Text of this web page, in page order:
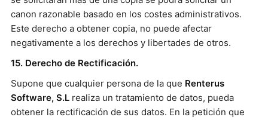
canon razonable basado en los costes administrativos.
Este derecho a obtener copia, no puede afectar
negativamente a los derechos y libertades de otros.
15. Derecho de Rectificación.
Supone que cualquier persona de la que Renterus
Software, S.L realiza un tratamiento de datos, pueda
obtener la rectificación de sus datos. En la petición que